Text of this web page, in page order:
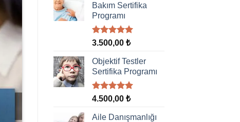
Bakım Sertifika
Programı
5 üzerinden
oy
aldı
3.500,00 ₺
Objektif Testler
Sertifika Programı
5 üzerinden
oy
aldı
4.500,00 ₺
Aile Danışmanlığı